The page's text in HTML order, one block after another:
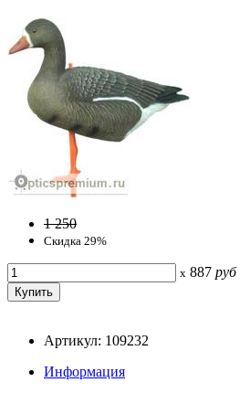
1 250
Скидка 29%
x 887 руб
Артикул: 109232
Информация